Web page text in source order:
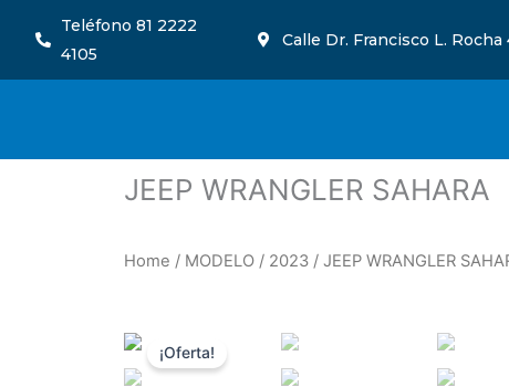
Teléfono 81 2222
4105
Calle Dr. Francisco L.
JEEP WRANGLER SAHARA
Home / MODELO / 2023 / JEEP WRANGLER
¡Oferta!